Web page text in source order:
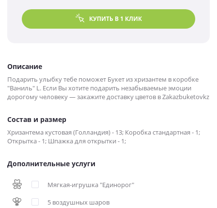
КУПИТЬ В 1 КЛИК
Описание
Подарить улыбку тебе поможет Букет из хризантем в коробке
"Ваниль" L. Если Вы хотите подарить незабываемые эмоции
дорогому человеку — закажите доставку цветов в Zakazbuketovkz
Состав и размер
Хризантема кустовая (Голландия) - 13; Коробка стандартная - 1;
Открытка - 1; Шпажка для открытки - 1;
Дополнительные услуги
Мягкая-игрушка "Единорог"
5 воздушных шаров